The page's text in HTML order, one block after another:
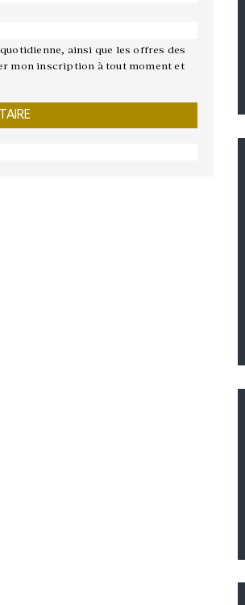
ainsi que les offres des
mon inscription à tout moment et